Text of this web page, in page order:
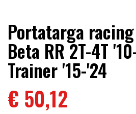
Portatarga
Beta RR 2T-4T
Trainer '15-'24
€ 50,12